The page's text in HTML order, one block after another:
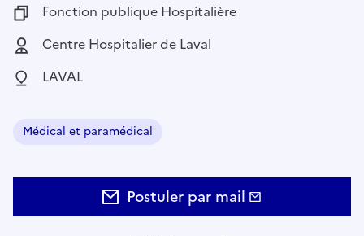
Fonction publique :
Fonction publique Hospitalière
Employeur :
Centre Hospitalier de Laval
Localisation :
LAVAL
Domaine :
Médical et paramédical
Postuler par mail